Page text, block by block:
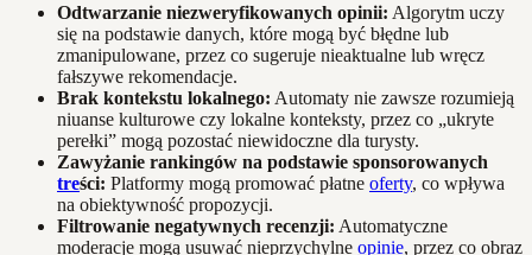
Odtwarzanie niezweryfikowanych opinii: Algorytm uczy
się na podstawie danych, które mogą być błędne lub
zmanipulowane, przez co sugeruje nieaktualne lub wręcz
fałszywe rekomendacje.
Brak kontekstu lokalnego: Automaty nie zawsze rozumieją
niuanse kulturowe czy lokalne konteksty, przez co „ukryte
perełki” mogą pozostać niewidoczne dla turysty.
Zawyżanie rankingów na podstawie sponsorowanych
treści: Platformy mogą promować płatne oferty, co wpływa
na obiektywność propozycji.
Filtrowanie negatywnych recenzji: Automatyczne
moderacje mogą usuwać nieprzychylne opinie, przez co obraz